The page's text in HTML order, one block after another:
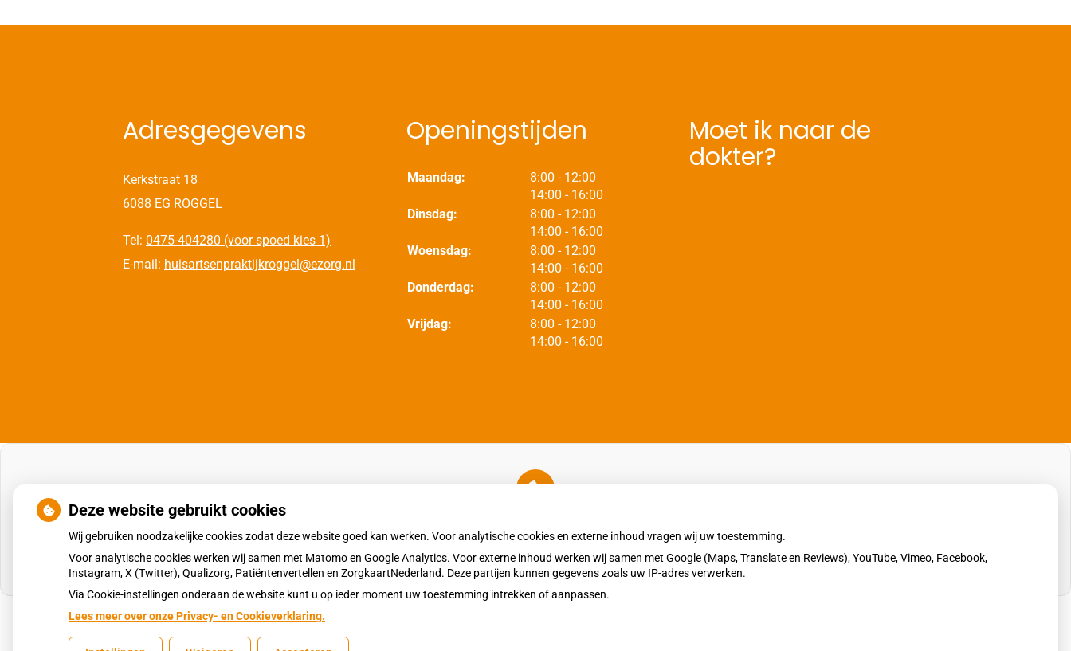
Adresgegevens
Kerkstraat 18
6088 EG ROGGEL
Tel: 0475-404280 (voor spoed kies 1)
E-mail: huisartsenpraktijkroggel@ezorg.nl
Openingstijden
Maandag: 8:00tot
- 12:00
14:00tot
- 16:00
Dinsdag:
8:00tot
- 12:00
14:00tot
- 16:00
Woensdag:
8:00tot
- 12:00
14:00tot
- 16:00
Donderdag:
8:00tot
- 12:00
14:00tot
- 16:00
Vrijdag:
8:00tot
- 12:00
14:00tot
- 16:00
Moet ik naar de
dokter?
externe inhoud
die nodig is om dit te zien.
Cookie-instellingen wijzigen
Deze website gebruikt cookies
Wij gebruiken noodzakelijke cookies zodat deze website goed kan werken. Voor analytische cookies en externe inhoud vragen wij uw toestemming.
Voor analytische cookies werken wij samen met Matomo en Google Analytics. Voor externe inhoud werken wij samen met Google (Maps, Translate en Reviews), YouTube, Vimeo, Facebook,
Instagram, X (Twitter), Qualizorg, Patiëntenvertellen en ZorgkaartNederland. Deze partijen kunnen gegevens zoals uw IP-adres verwerken.
Via Cookie-instellingen onderaan de website kunt u op ieder moment uw toestemming intrekken of aanpassen.
Lees meer over onze Privacy- en Cookieverklaring.